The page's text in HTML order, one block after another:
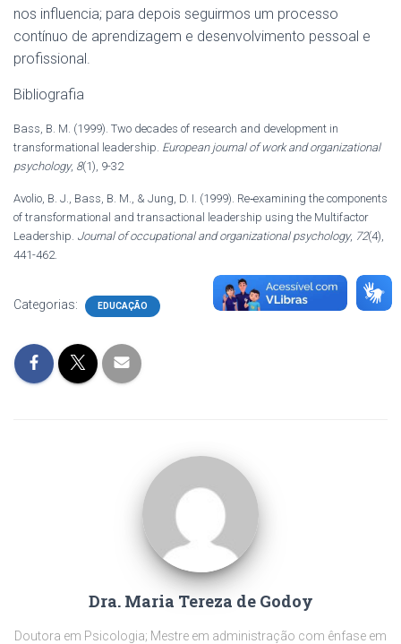
nos influencia; para depois seguirmos um processo
contínuo de aprendizagem e desenvolvimento pessoal e
profissional.
Bibliografia
Bass, B. M. (1999). Two decades of research and development in
transformational leadership. European journal of work and organizational
psychology, 8(1), 9-32
Avolio, B. J., Bass, B. M., & Jung, D. I. (1999). Re‐examining the components
of transformational and transactional leadership using the Multifactor
Leadership. Journal of occupational and organizational psychology, 72(4),
441-462.
Categorias: EDUCAÇÃO
Dra. Maria Tereza de Godoy
Doutora em Psicologia; Mestre em administração com ênfase em